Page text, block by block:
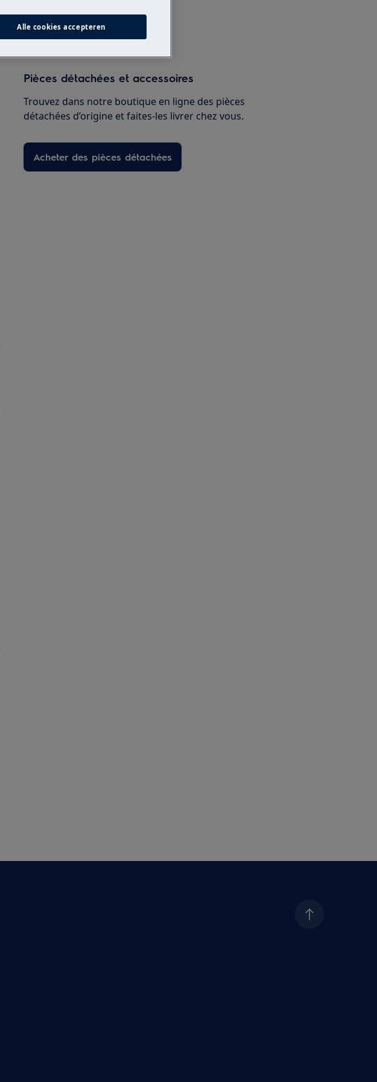
Réserver une réparation
Pièces détachées et accessoires
Trouvez dans notre boutique en ligne des pièces
détachées d’origine et faites-les livrer chez vous.
Acheter des pièces détachées
Alle cookies accepteren